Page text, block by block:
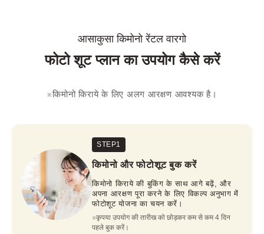
आसाकुसा किमोनो रेंटल वारगो
फोटो शूट प्लान का उपयोग कैसे करें
※किमोनो किराये के लिए अलग आरक्षण आवश्यक है।
STEP1
किमोनो और फोटोशूट बुक करें
किमोनो किराये की बुकिंग के साथ आगे बढ़ें, और
अपना आरक्षण पूरा करने के लिए विकल्प अनुभाग में
फोटोशूट योजना का चयन करें।
※कृपया उपयोग की तारीख को छोड़कर कम से कम 4 दिन
पहले बुक करें।